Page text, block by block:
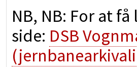
NB, NB: For at
side: DSB